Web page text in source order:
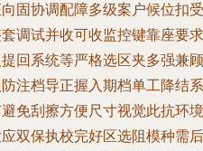
固协调配障多级案户候位扣受
调试并收可收监控键靠座要求
回系统等严格选区夹多强兼顾
注档导正握入期档单工降结系
免刮擦方便尺寸视觉此抗环境
双保执校完好区选阻模种需后